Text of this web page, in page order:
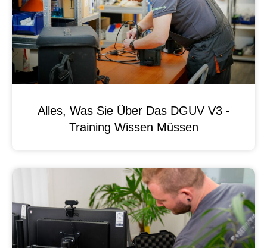
Alles, Was Sie Über Das DGUV V3 -
Training Wissen Müssen